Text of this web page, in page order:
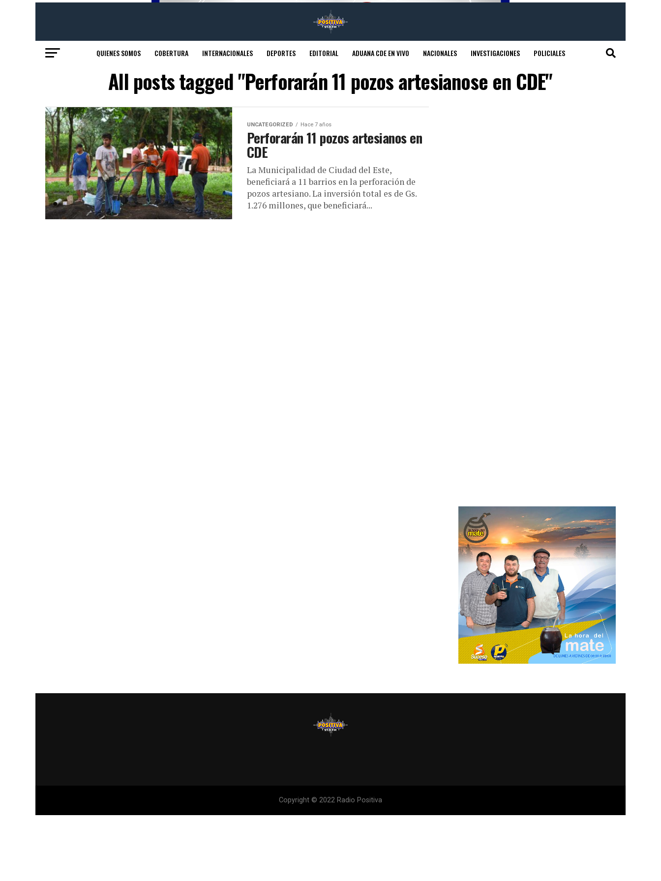
QUIENES SOMOS COBERTURA INTERNACIONALES DEPORTES EDITORIAL ADUANA CDE EN VIVO NACIONALES INVESTIGACIONES POLICIALES
All posts tagged "Perforarán 11 pozos artesianose en CDE"
UNCATEGORIZED Hace 7 años
Perforarán 11 pozos artesianos en
CDE
La Municipalidad de Ciudad del Este,
beneficiará a 11 barrios en la perforación de
pozos artesiano. La inversión total es de Gs.
1.276 millones, que beneficiará...
Copyright © 2022 Radio Positiva